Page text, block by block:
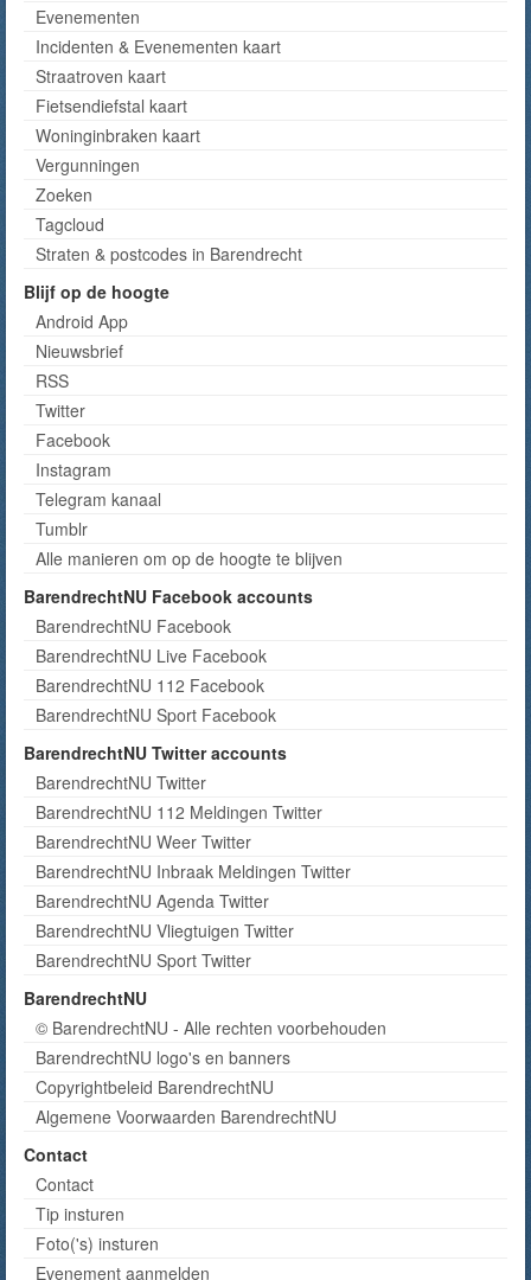
Evenementen
Incidenten & Evenementen kaart
Straatroven kaart
Fietsendiefstal kaart
Woninginbraken kaart
Vergunningen
Zoeken
Tagcloud
Straten & postcodes in Barendrecht
Blijf op de hoogte
Android App
Nieuwsbrief
RSS
Twitter
Facebook
Instagram
Telegram kanaal
Tumblr
Alle manieren om op de hoogte te blijven
BarendrechtNU Facebook accounts
BarendrechtNU Facebook
BarendrechtNU Live Facebook
BarendrechtNU 112 Facebook
BarendrechtNU Sport Facebook
BarendrechtNU Twitter accounts
BarendrechtNU Twitter
BarendrechtNU 112 Meldingen Twitter
BarendrechtNU Weer Twitter
BarendrechtNU Inbraak Meldingen Twitter
BarendrechtNU Agenda Twitter
BarendrechtNU Vliegtuigen Twitter
BarendrechtNU Sport Twitter
BarendrechtNU
© BarendrechtNU - Alle rechten voorbehouden
BarendrechtNU logo's en banners
Copyrightbeleid BarendrechtNU
Algemene Voorwaarden BarendrechtNU
Contact
Contact
Tip insturen
Foto('s) insturen
Evenement aanmelden